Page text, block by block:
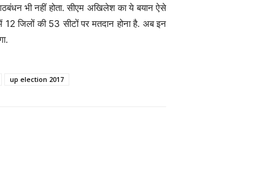
भी नहीं होता. सीएम अखिलेश का ये बयान ऐसे
जिलों की 53 सीटों पर मतदान होना है. अब इन
up election 2017